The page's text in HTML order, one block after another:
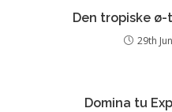
Den tropiske ø-
29th
Domina tu